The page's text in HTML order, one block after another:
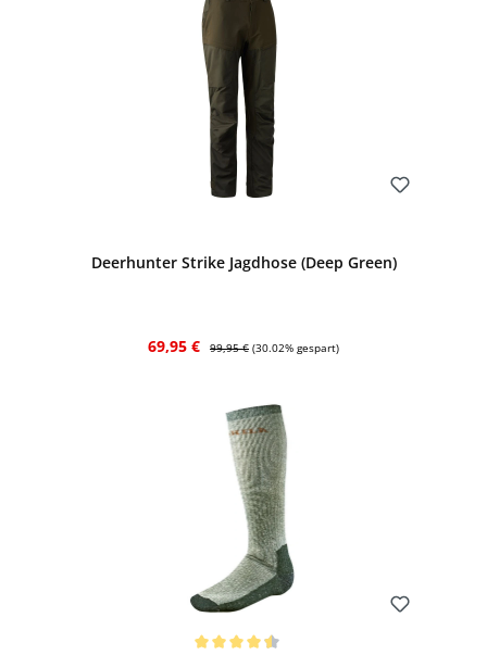
Deerhunter Strike Jagdhose (Deep Green)
Verkaufspreis:
69,95 € Regulärer Preis:
99,95 € (30.02% gespart)